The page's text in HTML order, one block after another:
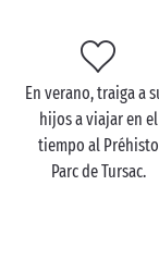
del pueblo y
Périgord: trufas,
de mil y un formas!
Tras un tranquilo
adoquinadas de
jardines de estilo
En verano, traiga a
hijos a viajar en el
tiempo al Préhisto
Parc de Tursac.